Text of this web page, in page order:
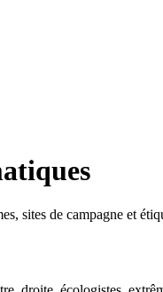
sites de campagne et